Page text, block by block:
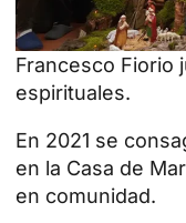
Francesco Fiorio
espirituales.
En 2021 se
en la Casa de
en comunidad.